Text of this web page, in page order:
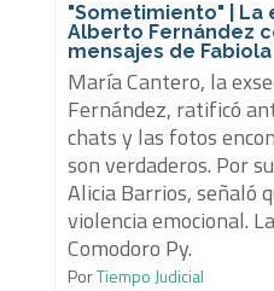
"Sometimiento" | La
Alberto Fernández
mensajes de
María Cantero, la
Fernández, ratificó
chats y las fotos
son verdaderos. Por
Alicia Barrios, señaló
violencia emocional.
Comodoro Py.
PorTiempo Judicial